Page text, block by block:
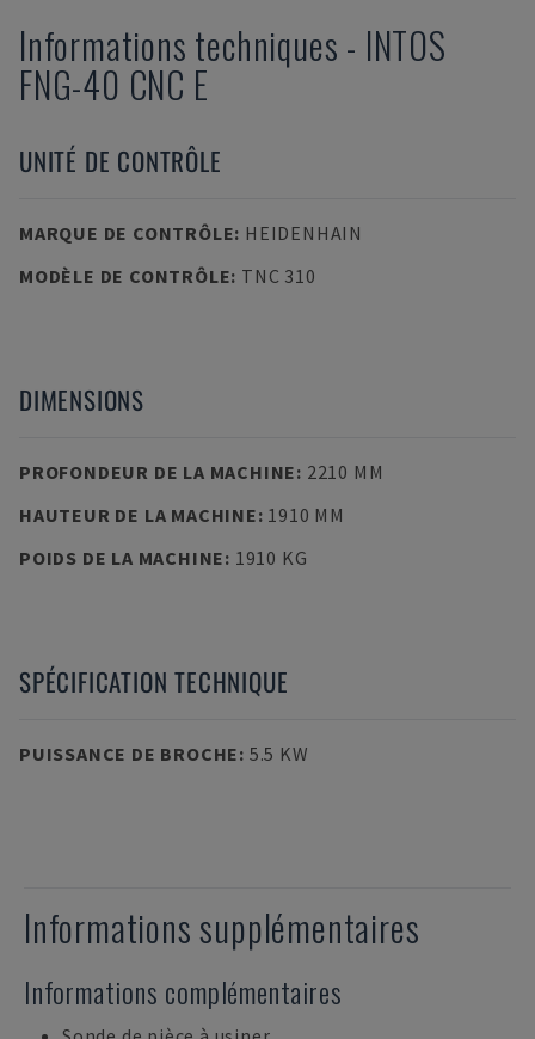
Informations techniques - INTOS
FNG-40 CNC E
UNITÉ DE CONTRÔLE
MARQUE DE CONTRÔLE: HEIDENHAIN
MODÈLE DE CONTRÔLE: TNC 310
DIMENSIONS
PROFONDEUR DE LA MACHINE: 2210 MM
HAUTEUR DE LA MACHINE: 1910 MM
POIDS DE LA MACHINE: 1910 KG
SPÉCIFICATION TECHNIQUE
PUISSANCE DE BROCHE: 5.5 KW
Informations supplémentaires
Informations complémentaires